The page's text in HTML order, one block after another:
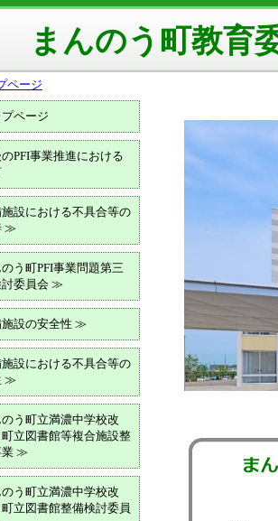
まんのう町教育
ページ
プページ
PFI事業推進における
設における不具合等の
≫
のう町PFI事業問題第三
討委員会 ≫
施設の安全性 ≫
設における不具合等の
≫
のう町立満濃中学校改
立図書館等複合施設整
業 ≫
のう町立満濃中学校改
立図書館整備検討委員